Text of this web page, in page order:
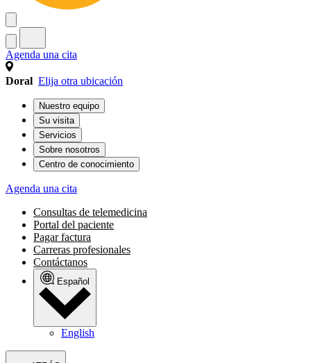
Agenda una cita
Doral Elija otra ubicación
Nuestro equipo
Su visita
Servicios
Sobre nosotros
Centro de conocimiento
Agenda una cita
Consultas de telemedicina
Portal del paciente
Pagar factura
Carreras profesionales
Contáctanos
Español
English